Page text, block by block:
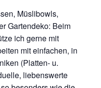
Müslibowls,
Gartendeko: Beim
ich gerne mit
mit einfachen, in
(Platten- u.
liebenswerte